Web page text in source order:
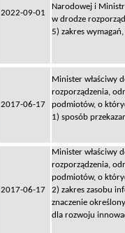
2022-09-01
Narodowej i
w drodze
5) zakres
2017-06-17
Minister właściwy
rozporządzenia,
podmiotów, o
1) sposób
2017-06-17
Minister właściwy
rozporządzenia,
podmiotów, o
2) zakres zasobu
znaczenie
dla rozwoju